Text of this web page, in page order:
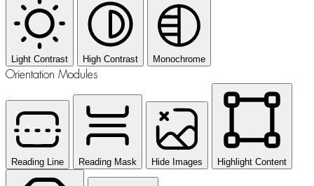
Light Contrast High Contrast Monochrome
Orientation Modules
Reading Line Reading Mask Hide Images Highlight Content